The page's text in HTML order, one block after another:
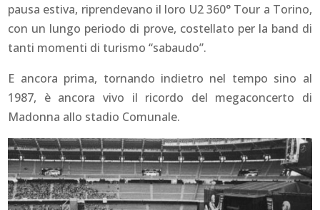
pausa estiva, riprendevano il loro U2 360° Tour a Torino,
con un lungo periodo di prove, costellato per la band di
tanti momenti di turismo “sabaudo”.
E ancora prima, tornando indietro nel tempo sino al
1987, è ancora vivo il ricordo del megaconcerto di
Madonna allo stadio Comunale.